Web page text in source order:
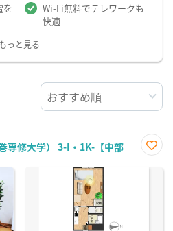
を
Wi-Fi無料でテレワークも
快適
もっと見る
専修大学） 3-I・1K-【中部
に入